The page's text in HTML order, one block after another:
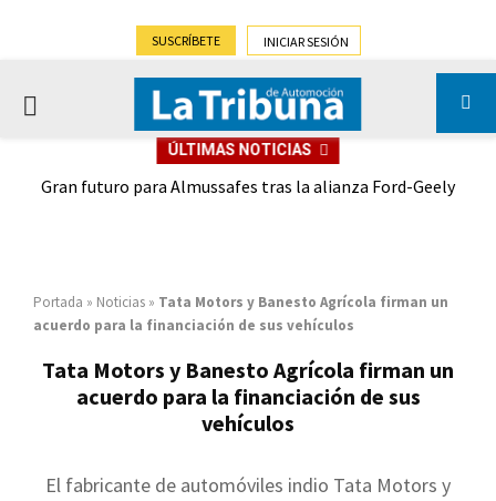
SUSCRÍBETE INICIAR SESIÓN
PRIMARY
ÚLTIMAS NOTICIAS
Gran futuro para Almussafes tras la alianza Ford-Geely
Portada » Noticias » Tata Motors y Banesto Agrícola firman un
acuerdo para la financiación de sus vehículos
Tata Motors y Banesto Agrícola firman un
acuerdo para la financiación de sus
vehículos
El fabricante de automóviles indio Tata Motors y